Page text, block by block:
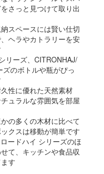
さっと見つけて取り出
スペースには賢い仕切
ヘラやカトラリーを安
リーズ、CITRONHAJ/
のボトルや瓶がぴっ
性に優れた天然素材
ュラルな雰囲気を部屋
の多くの木材に比べて
クスは移動が簡単です
ードハイ シリーズのほ
て、キッチンや食品収
す